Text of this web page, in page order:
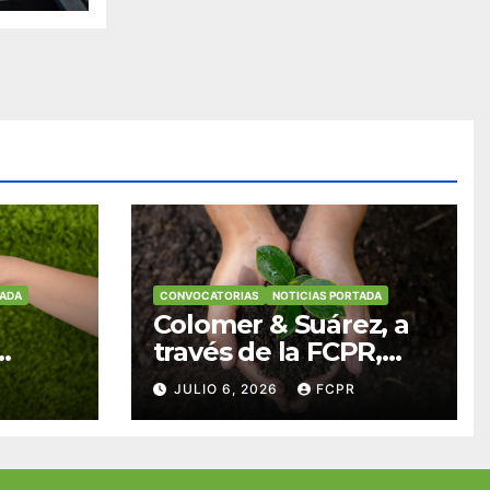
CONVOCATORIAS NOTICIAS PORTADA
Colomer & Suárez, a
través de la FCPR,
abre convocatoria
para apoyar
JULIO 6, 2026 FCPR